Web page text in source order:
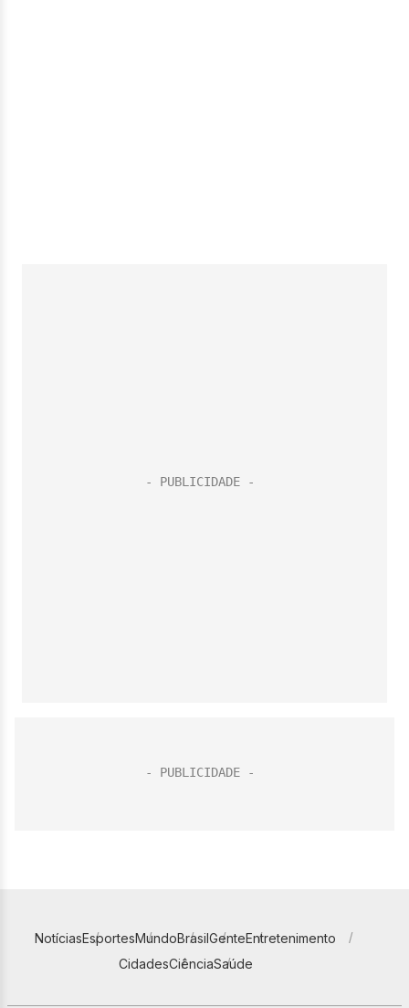
NotíciasEsportesMundoBrasilGenteEntretenimento
CidadesCiênciaSaúde